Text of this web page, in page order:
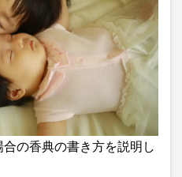
の香典の書き方を説明し